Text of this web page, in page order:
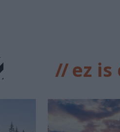
//ez is